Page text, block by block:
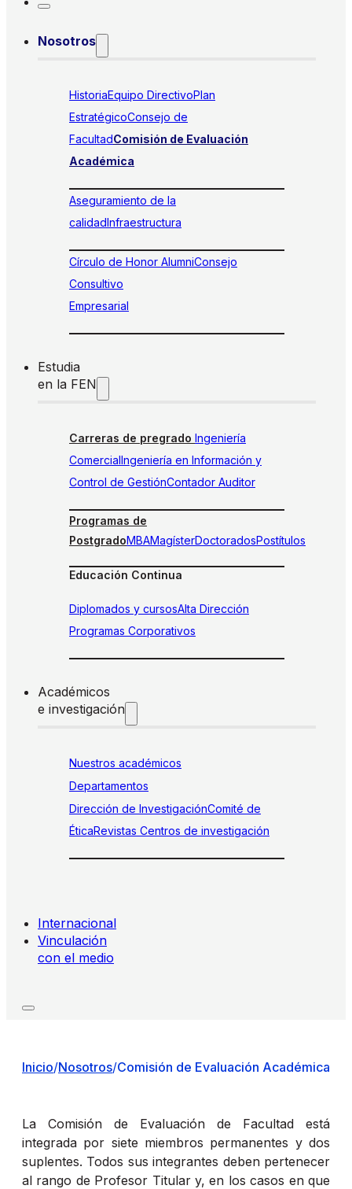
Nosotros
HistoriaEquipo DirectivoPlan
EstratégicoConsejo de
FacultadComisión de Evaluación
Académica
Aseguramiento de la
calidadInfraestructura
Círculo de Honor AlumniConsejo
Consultivo
Empresarial
Estudia
en la FEN
Carreras de pregrado Ingeniería
ComercialIngeniería en Información y
Control de GestiónContador Auditor
Programas de
PostgradoMBAMagísterDoctoradosPostítulos
Educación Continua
Diplomados y cursosAlta Dirección
Programas Corporativos
Académicos
e investigación
Nuestros académicos
Departamentos
Dirección de InvestigaciónComité de
ÉticaRevistas Centros de investigación
Internacional
Vinculación
con el medio
Inicio/Nosotros/Comisión de Evaluación Académica
La Comisión de Evaluación de Facultad está
integrada por siete miembros permanentes y dos
suplentes. Todos sus integrantes deben pertenecer
al rango de Profesor Titular y, en los casos en que